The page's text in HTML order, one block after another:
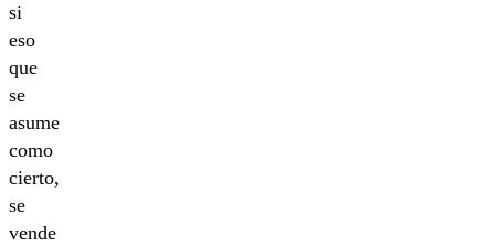
si
eso
que
se
asume
como
cierto,
se
vende